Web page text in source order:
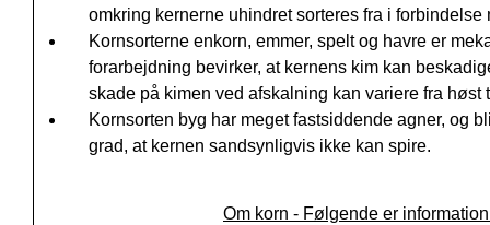
omkring kernerne uhindret sorteres fra i forbindelse
Kornsorterne enkorn, emmer, spelt og havre er
forarbejdning bevirker, at kernens kim kan
skade på kimen ved afskalning kan variere fra høst
Kornsorten byg har meget fastsiddende agner, og
grad, at kernen sandsynligvis ikke kan spire.
Om korn - Følgende er